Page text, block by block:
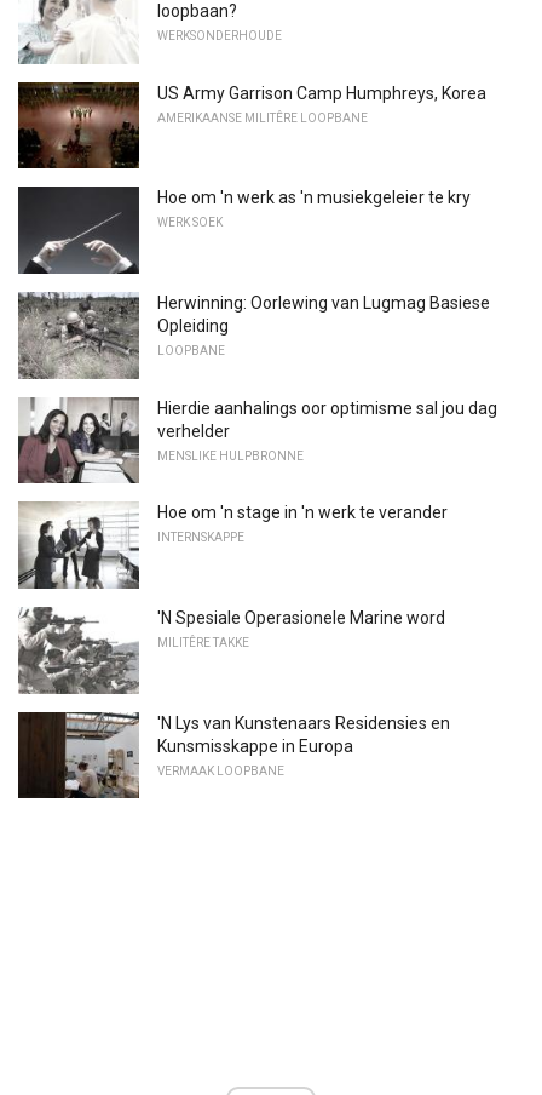
loopbaan?
WERKSONDERHOUDE
US Army Garrison Camp Humphreys, Korea
AMERIKAANSE MILITÊRE LOOPBANE
Hoe om 'n werk as 'n musiekgeleier te kry
WERK SOEK
Herwinning: Oorlewing van Lugmag Basiese
Opleiding
LOOPBANE
Hierdie aanhalings oor optimisme sal jou dag
verhelder
MENSLIKE HULPBRONNE
Hoe om 'n stage in 'n werk te verander
INTERNSKAPPE
'N Spesiale Operasionele Marine word
MILITÊRE TAKKE
'N Lys van Kunstenaars Residensies en
Kunsmisskappe in Europa
VERMAAK LOOPBANE